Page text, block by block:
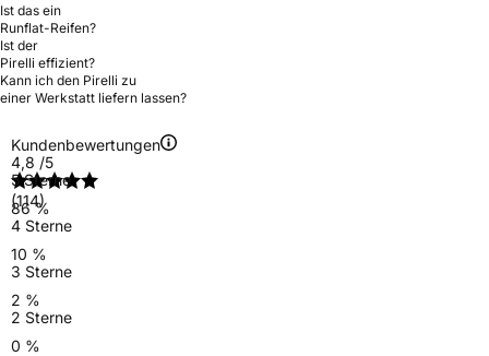
Ist das ein
Runflat-Reifen?
Ist der
Pirelli effizient?
Kann ich den Pirelli zu
einer Werkstatt liefern lassen?
Kundenbewertungen
4,8 /5
(114)
5 Sterne
86 %
4 Sterne
10 %
3 Sterne
2 %
2 Sterne
0 %